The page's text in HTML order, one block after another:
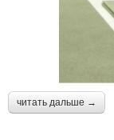
читать дальше →